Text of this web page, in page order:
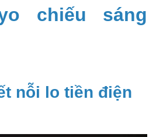
chiếu sáng
nỗi lo tiền điện